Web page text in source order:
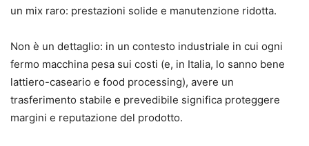
un mix raro: prestazioni solide e manutenzione ridotta.
Non è un dettaglio: in un contesto industriale in cui ogni
fermo macchina pesa sui costi (e, in Italia, lo sanno bene
lattiero-caseario e food processing), avere un
trasferimento stabile e prevedibile significa proteggere
margini e reputazione del prodotto.